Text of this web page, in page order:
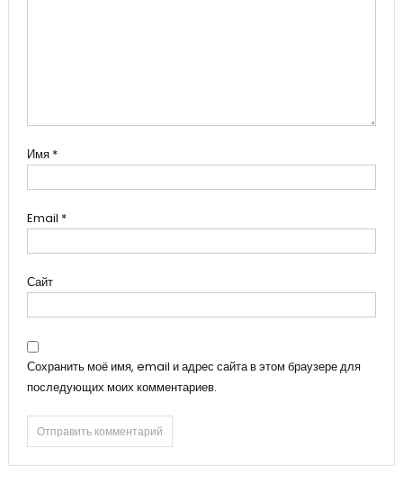
Имя *
Email *
Сайт
Сохранить моё имя, email и адрес сайта в этом браузере для
последующих моих комментариев.